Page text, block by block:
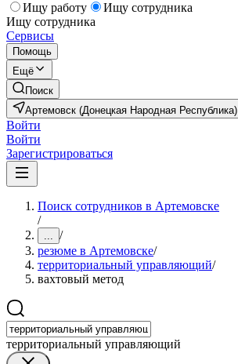
Ищу работу
Ищу сотрудника
Ищу сотрудника
Сервисы
Помощь
Ещё
Поиск
Артемовск (Донецкая Народная Республика)
Войти
Войти
Зарегистрироваться
Поиск сотрудников в Артемовске
/
... /
резюме в Артемовске/
территориальный управляющий/
вахтовый метод
территориальный управляющий